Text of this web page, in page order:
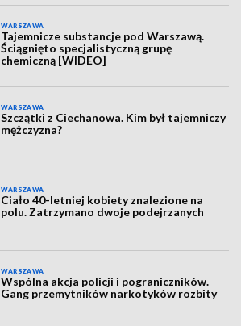
WARSZAWA
Tajemnicze substancje pod Warszawą.
Ściągnięto specjalistyczną grupę
chemiczną [WIDEO]
WARSZAWA
Szczątki z Ciechanowa. Kim był tajemniczy
mężczyzna?
WARSZAWA
Ciało 40-letniej kobiety znalezione na
polu. Zatrzymano dwoje podejrzanych
WARSZAWA
Wspólna akcja policji i pograniczników.
Gang przemytników narkotyków rozbity